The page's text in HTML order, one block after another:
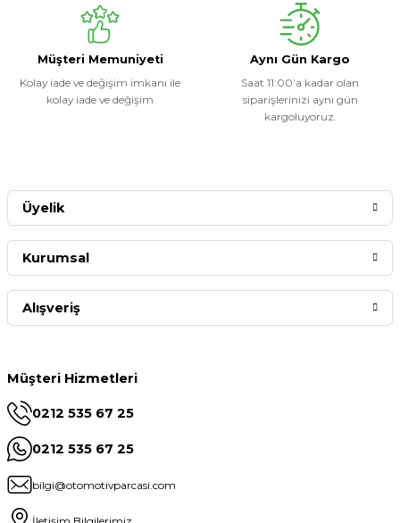
Müşteri Memuniyeti
Kolay iade ve değişim imkanı ile
kolay iade ve değişim
Aynı Gün Kargo
Saat 11:00’a kadar olan
siparişlerinizi aynı gün
kargoluyoruz.
Müşteri Hizmetleri
0212 535 67 25
0212 535 67 25
bilgi@otomotivparcasi.com
Üyelik
Kurumsal
Alışveriş